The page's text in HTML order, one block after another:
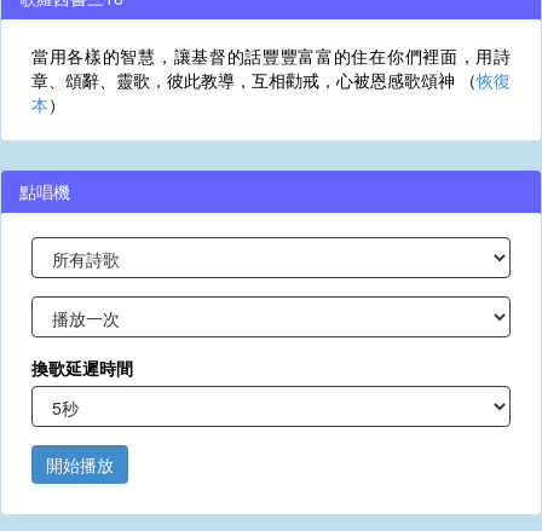
當用各樣的智慧，讓基督的話豐豐富富的住在你們裡面，用詩
章、頌辭、靈歌，彼此教導，互相勸戒，心被恩感歌頌神 （恢復
本）
點唱機
換歌延遲時間
開始播放